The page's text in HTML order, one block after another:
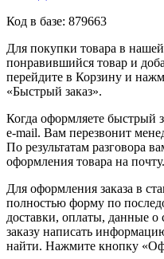
Код в базе: 879663
Для покупки товара в
понравившийся товар и
перейдите в Корзину и
«Быстрый заказ».
Когда оформляете
e-mail. Вам перезвонит
По результатам разговора
оформления товара на почту.
Для оформления заказа в
полностью форму по
доставки, оплаты, данные о
заказу написать
найти. Нажмите кнопку